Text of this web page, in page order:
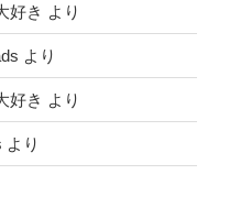
好き より
より
好き より
より